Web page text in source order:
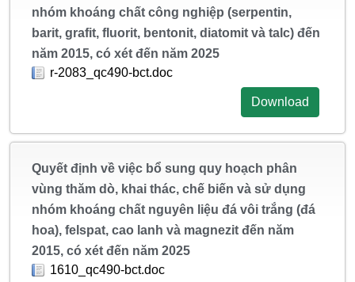
nhóm khoáng chất công nghiệp (serpentin,
barit, grafit, fluorit, bentonit, diatomit và talc) đến
năm 2015, có xét đến năm 2025
r-2083_qc490-bct.doc
Download
Quyết định về việc bổ sung quy hoạch phân
vùng thăm dò, khai thác, chế biến và sử dụng
nhóm khoáng chất nguyên liệu đá vôi trắng (đá
hoa), felspat, cao lanh và magnezit đến năm
2015, có xét đến năm 2025
1610_qc490-bct.doc